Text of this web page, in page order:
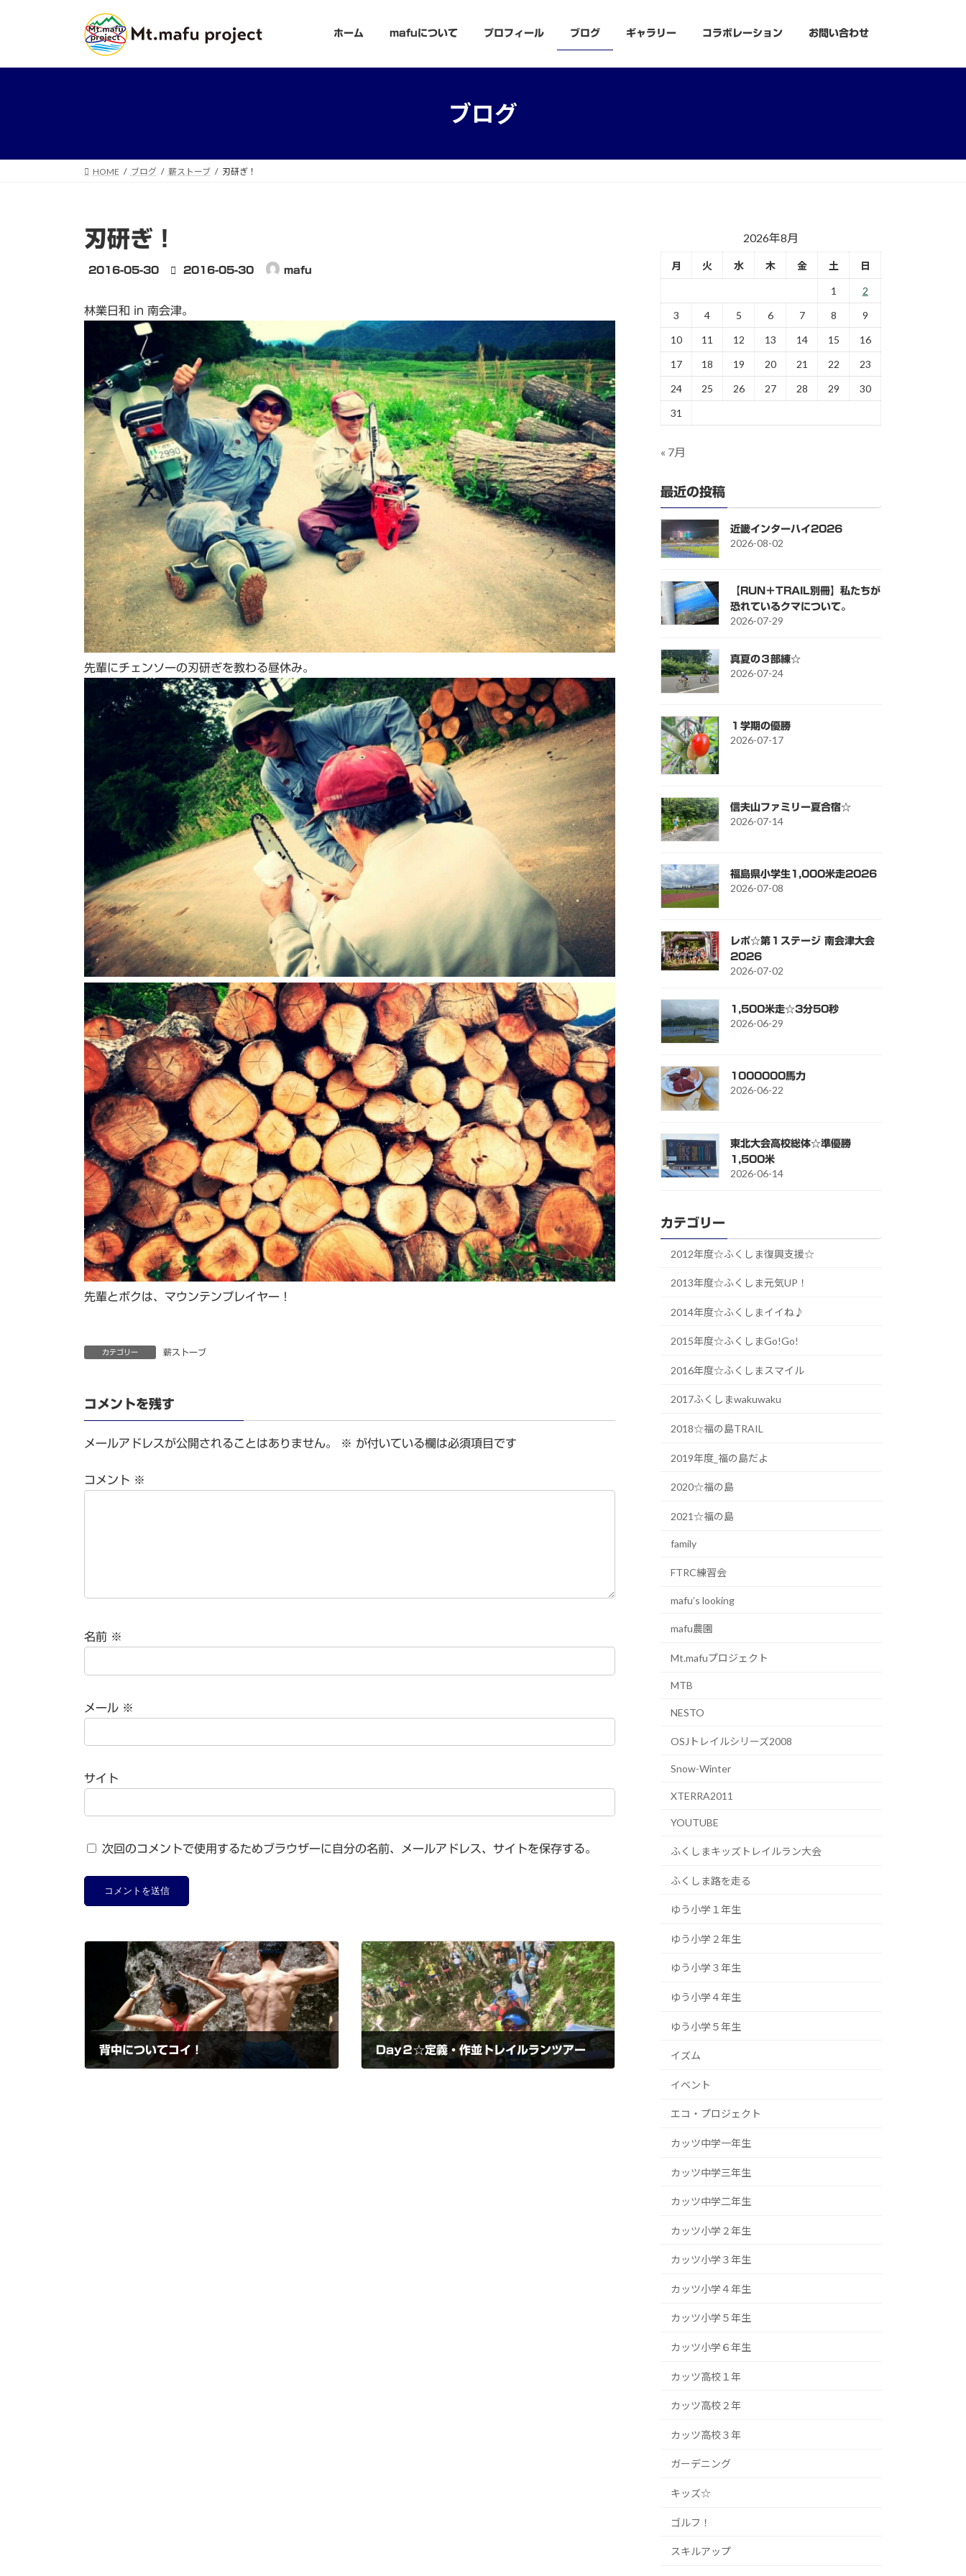
プ
動
ホーム mafuについて プロフィール ブログ ギャラリー コラボレーション お問い合わせ
ブログ
HOME ブログ 薪ストーブ 刃研ぎ！
刃研ぎ！
2016-05-30
最
新
:
2016-05-30 mafu
林業日和 in 南会津。
先輩にチェンソーの刃研ぎを教わる昼休み。
先輩とボクは、マウンテンプレイヤー！
カテゴリー 薪ストーブ
コメントを残す
メールアドレスが公開されることはありません。 ※ が付いている欄は必須項目です
コメント ※
名前 ※
メール ※
サイト
次回のコメントで使用するためブラウザーに自分の名前、メールアドレス、サイトを保存する。
背中についてコイ！ Day２☆定義・作並トレイルランツアー
2026年8月
月 火 水 木 金 土 日
1
2
3
4 5 6 7 8
9
10
11 12 13 14 15
16
17
18 19 20 21 22
23
24
25 26 27 28 29
30
31
« 7月
最近の投稿
近畿インターハイ2026
2026-08-02
【RUN＋TRAIL別冊】私たちが
恐れているクマについて。
2026-07-29
真夏の３部練☆
2026-07-24
１学期の優勝
2026-07-17
信夫山ファミリー夏合宿☆
2026-07-14
福島県小学生1,000米走2026
2026-07-08
レポ☆第１ステージ 南会津大会
2026
2026-07-02
1,500米走☆3分50秒
2026-06-29
1000000馬力
2026-06-22
東北大会高校総体☆準優勝
1,500米
2026-06-14
カテゴリー
2012年度☆ふくしま復興支援☆
2013年度☆ふくしま元気UP！
2014年度☆ふくしまイイね♪
2015年度☆ふくしまGo!Go!
2016年度☆ふくしまスマイル
2017ふくしまwakuwaku
2018☆福の島TRAIL
2019年度_福の島だよ
2020☆福の島
2021☆福の島
family
FTRC練習会
mafu’s looking
mafu農園
Mt.mafuプロジェクト
MTB
NESTO
OSJトレイルシリーズ2008
Snow-Winter
XTERRA2011
YOUTUBE
ふくしまキッズトレイルラン大会
ふくしま路を走る
ゆう小学１年生
ゆう小学２年生
ゆう小学３年生
ゆう小学４年生
ゆう小学５年生
イズム
イベント
エコ・プロジェクト
カッツ中学一年生
カッツ中学三年生
カッツ中学二年生
カッツ小学２年生
カッツ小学３年生
カッツ小学４年生
カッツ小学５年生
カッツ小学６年生
カッツ高校１年
カッツ高校２年
カッツ高校３年
ガーデニング
キッズ☆
ゴルフ！
スキルアップ